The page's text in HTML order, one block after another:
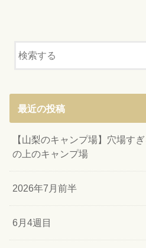
最近の投稿
【山梨のキャンプ場】穴場す
の上のキャンプ場
2026年7月前半
6月4週目